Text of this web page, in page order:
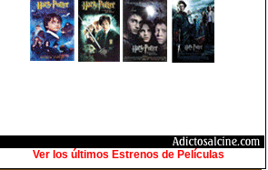
Ver los últimos Estrenos de Películas